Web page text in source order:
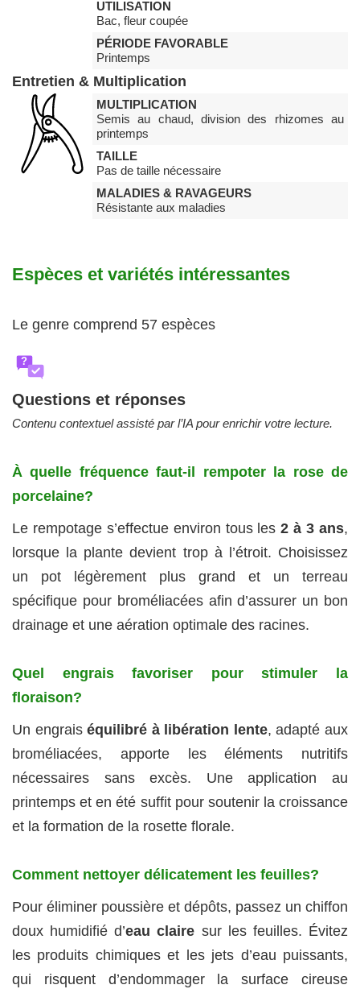
UTILISATION
Bac, fleur coupée
PÉRIODE FAVORABLE
Printemps
Entretien & Multiplication
MULTIPLICATION
Semis au chaud, division des rhizomes au
printemps
TAILLE
Pas de taille nécessaire
MALADIES & RAVAGEURS
Résistante aux maladies
Espèces et variétés intéressantes
Le genre comprend 57 espèces
?
Questions et réponses
Contenu contextuel assisté par l’IA pour enrichir votre lecture.
À quelle fréquence faut-il rempoter la rose de
porcelaine?
Le rempotage s’effectue environ tous les2 à 3 ans,
lorsque la plante devient trop à l’étroit. Choisissez
un pot légèrement plus grand et un terreau
spécifique pour broméliacées afin d’assurer un bon
drainage et une aération optimale des racines.
Quel engrais favoriser pour stimuler la
floraison?
Un engraiséquilibré à libération lente, adapté aux
broméliacées, apporte les éléments nutritifs
nécessaires sans excès. Une application au
printemps et en été suffit pour soutenir la croissance
et la formation de la rosette florale.
Comment nettoyer délicatement les feuilles?
Pour éliminer poussière et dépôts, passez un chiffon
doux humidifié d’eau claire sur les feuilles. Évitez
les produits chimiques et les jets d’eau puissants,
qui risquent d’endommager la surface cireuse